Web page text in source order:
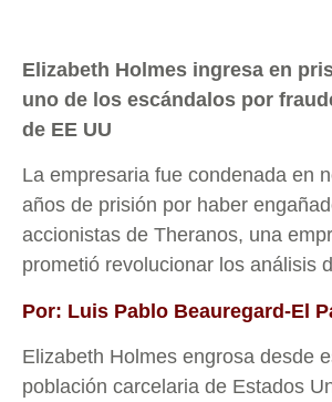
Elizabeth Holmes ingresa en
uno de los escándalos por
de EE UU
La empresaria fue condenada en
años de prisión por haber
accionistas de Theranos, una
prometió revolucionar los análisis
Por: Luis Pablo Beauregard-El
Elizabeth Holmes engrosa desde
población carcelaria de Estados